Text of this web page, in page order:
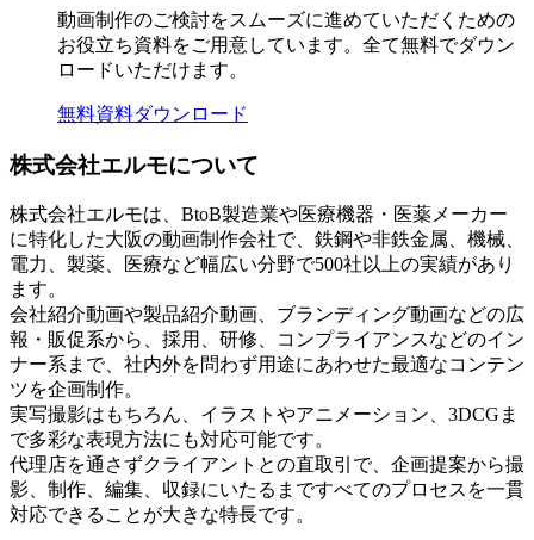
動画制作のご検討をスムーズに進めていただくための
お役立ち資料をご用意しています。全て無料でダウン
ロードいただけます。
無料資料ダウンロード
株式会社エルモについて
株式会社エルモは、BtoB製造業や医療機器・医薬メーカー
に特化した大阪の動画制作会社で、鉄鋼や非鉄金属、機械、
電力、製薬、医療など幅広い分野で500社以上の実績があり
ます。
会社紹介動画や製品紹介動画、ブランディング動画などの広
報・販促系から、採用、研修、コンプライアンスなどのイン
ナー系まで、社内外を問わず用途にあわせた最適なコンテン
ツを企画制作。
実写撮影はもちろん、イラストやアニメーション、3DCGま
で多彩な表現方法にも対応可能です。
代理店を通さずクライアントとの直取引で、企画提案から撮
影、制作、編集、収録にいたるまですべてのプロセスを一貫
対応できることが大きな特長です。